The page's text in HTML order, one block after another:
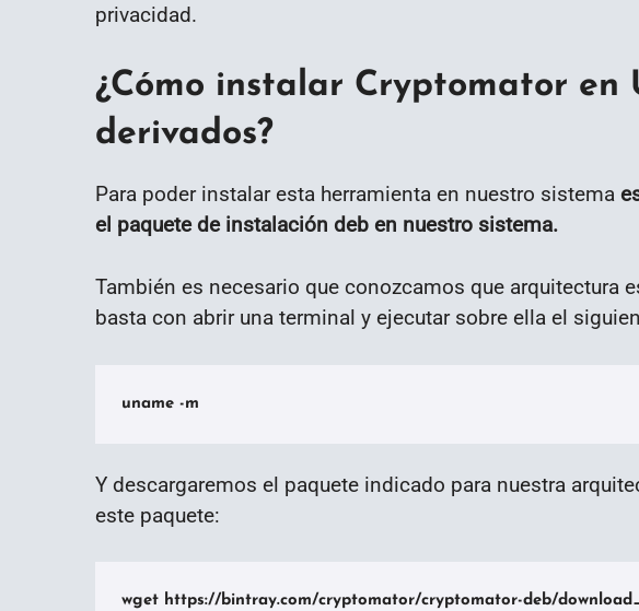
privacidad.
¿Cómo instalar Cryptomator en
derivados?
Para poder instalar esta herramienta en nuestro sistema
el paquete de instalación deb en nuestro sistema.
También es necesario que conozcamos que arquitectura
basta con abrir una terminal y ejecutar sobre ella el
uname -m
Y descargaremos el paquete indicado para nuestra
este paquete:
wget https://bintray.com/cryptomator/cryptomator-deb/